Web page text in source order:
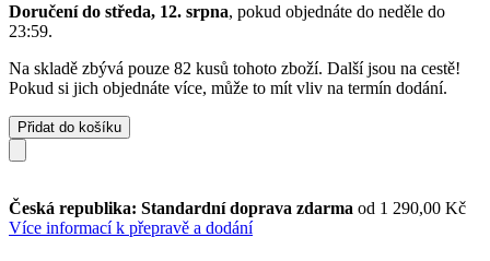
Doručení do středa, 12. srpna, pokud objednáte do neděle do
23:59.
Na skladě zbývá pouze 82 kusů tohoto zboží. Další jsou na cestě!
Pokud si jich objednáte více, může to mít vliv na termín dodání.
Přidat do košíku
Česká republika: Standardní doprava zdarma od 1 290,00 Kč
Více informací k přepravě a dodání